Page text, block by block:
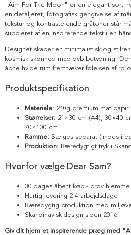
"Aim For The Moon" er en elegant sort-
en detaljeret, fotografisk gengivelse af
tekstur og kontrasterende gråtoner står
suppleret af en inspirerende tekst i en
Designet skaber en minimalistisk og
kosmisk skønhed med dyb betydning.
åbne hvide rum fremhæver følelsen af ro
Produktspecifikation
Materiale: 240g premium mat papir
Størrelser: 21×30 cm (A4), 30×40
70×100 cm
Ramme: Sælges separat (findes i
Produktion: Bæredygtigt tryk i
Hvorfor vælge Dear Sam?
30 dages åbent køb - prøv hjemme
Hurtig levering 2-4 arbejdsdage
Bæredygtig produktion med
Skandinavisk design siden 2016
Giv dit hjem et inspirerende præg med